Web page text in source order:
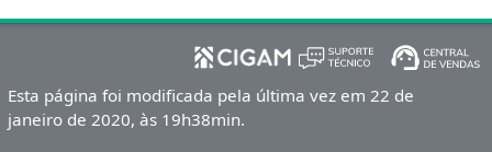
Esta página foi modificada pela última vez em 22 de
janeiro de 2020, às 19h38min.